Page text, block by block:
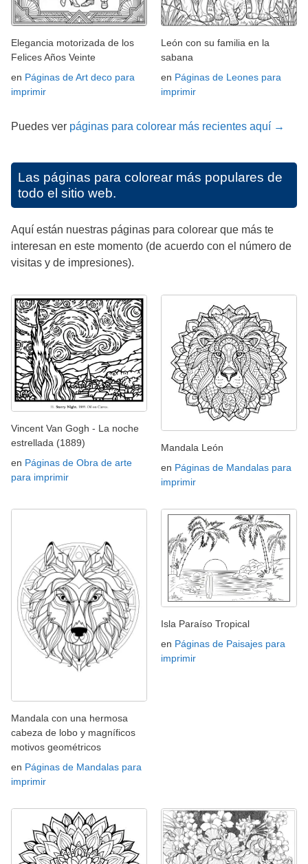
Elegancia motorizada de los
Felices Años Veinte
en Páginas de Art deco para
imprimir
León con su familia en la
sabana
en Páginas de Leones para
imprimir
Puedes ver páginas para colorear más recientes aquí →
Las páginas para colorear más populares de
todo el sitio web.
Aquí están nuestras páginas para colorear que más te
interesan en este momento (de acuerdo con el número de
visitas y de impresiones).
Vincent Van Gogh - La noche
estrellada (1889)
en Páginas de Obra de arte
para imprimir
Mandala León
en Páginas de Mandalas para
imprimir
Mandala con una hermosa
cabeza de lobo y magníficos
motivos geométricos
en Páginas de Mandalas para
imprimir
Isla Paraíso Tropical
en Páginas de Paisajes para
imprimir